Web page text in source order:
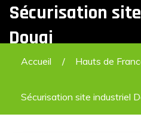
Sécurisation
Douai
Accueil Hauts de
Sécurisation site industriel